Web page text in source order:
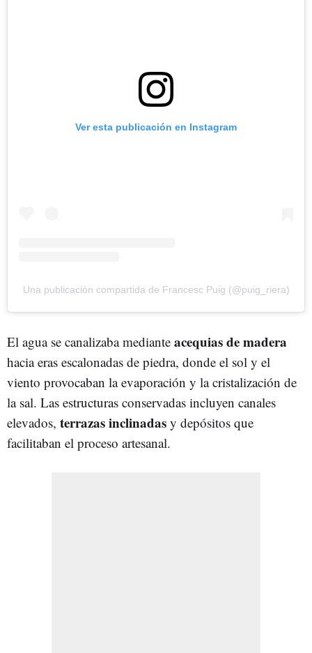
Ver esta publicación en Instagram
Una publicación compartida de Francesc Puig (@puig_riera)
El agua se canalizaba mediante acequias de madera
hacia eras escalonadas de piedra, donde el sol y el
viento provocaban la evaporación y la cristalización de
la sal. Las estructuras conservadas incluyen canales
elevados, terrazas inclinadas y depósitos que
facilitaban el proceso artesanal.